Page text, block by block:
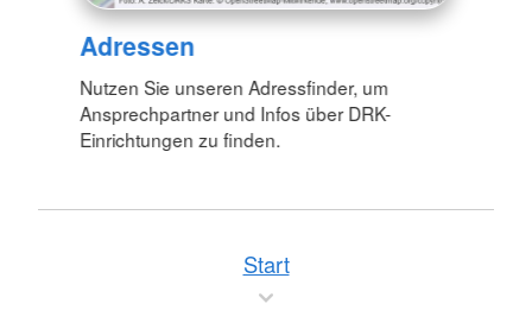
Adressen
Nutzen Sie unseren Adressfinder, um
Ansprechpartner und Infos über DRK-
Einrichtungen zu finden.
Start